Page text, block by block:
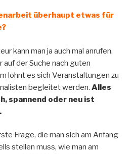
überhaupt etwas für
kann man ja auch mal anrufen.
auf der Suche nach guten
lohnt es sich Veranstaltungen zu
begleitet werden. Alles
spannend oder neu ist
Frage, die man sich am Anfang
stellen muss, wie man am